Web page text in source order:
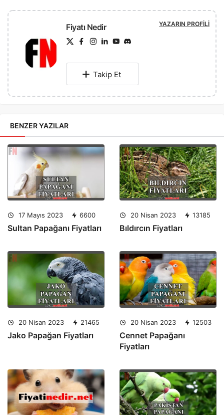
Fiyatı Nedir YAZARIN PROFILI
Takip Et
BENZER YAZILAR
17 Mayıs 2023 6600
Sultan Papağanı Fiyatları
20 Nisan 2023 13185
Bıldırcın Fiyatları
20 Nisan 2023 21465
Jako Papağan Fiyatları
20 Nisan 2023 12503
Cennet Papağanı
Fiyatları